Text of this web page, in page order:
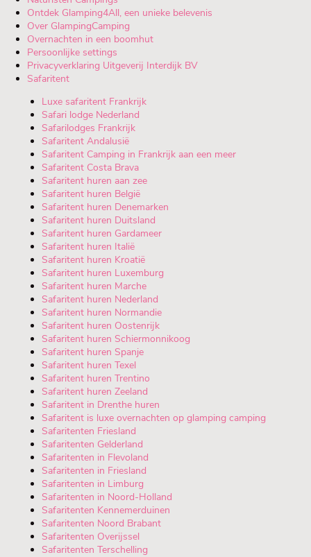
Ontdek Glamping4All, een unieke belevenis
Over GlampingCamping
Overnachten in een boomhut
Persoonlijke settings
Privacyverklaring Uitgeverij Interdijk BV
Safaritent
Luxe safaritent Frankrijk
Safari lodge Nederland
Safarilodges Frankrijk
Safaritent Andalusië
Safaritent Camping in Frankrijk aan een meer
Safaritent Costa Brava
Safaritent huren aan zee
Safaritent huren België
Safaritent huren Denemarken
Safaritent huren Duitsland
Safaritent huren Gardameer
Safaritent huren Italië
Safaritent huren Kroatië
Safaritent huren Luxemburg
Safaritent huren Marche
Safaritent huren Nederland
Safaritent huren Normandie
Safaritent huren Oostenrijk
Safaritent huren Schiermonnikoog
Safaritent huren Spanje
Safaritent huren Texel
Safaritent huren Trentino
Safaritent huren Zeeland
Safaritent in Drenthe huren
Safaritent is luxe overnachten op glamping camping
Safaritenten Friesland
Safaritenten Gelderland
Safaritenten in Flevoland
Safaritenten in Friesland
Safaritenten in Limburg
Safaritenten in Noord-Holland
Safaritenten Kennemerduinen
Safaritenten Noord Brabant
Safaritenten Overijssel
Safaritenten Terschelling